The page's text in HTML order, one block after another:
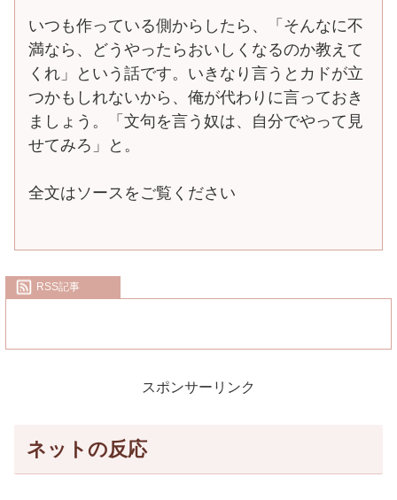
いつも作っている側からしたら、「そんなに不
満なら、どうやったらおいしくなるのか教えて
くれ」という話です。いきなり言うとカドが立
つかもしれないから、俺が代わりに言っておき
ましょう。「文句を言う奴は、自分でやって見
せてみろ」と。
全文はソースをご覧ください
RSS記事
スポンサーリンク
ネットの反応